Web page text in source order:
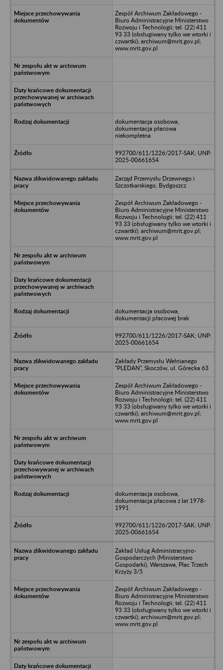
Zespół Archiwum Zakładowego -
Biuro Administracyjne Ministerstwo
Rozwoju i Technologii; tel. (22) 411
93 33 (obsługiwany tylko we wtorki i
czwartki); archiwum@mrit.gov.pl;
www.mrit.gov.pl
dokumentacja osobowa,
dokumentacja płacowa
niekompletna
992700/611/1226/2017-SAK; UNP:
2025-00661654
Zarząd Przemysłu Drzewnego i
Szczotkarskiego, Bydgoszcz
Zespół Archiwum Zakładowego -
Biuro Administracyjne Ministerstwo
Rozwoju i Technologii; tel. (22) 411
93 33 (obsługiwany tylko we wtorki i
czwartki); archiwum@mrit.gov.pl;
www.mrit.gov.pl
dokumentacja osobowa,
dokumentacji płacowej brak
992700/611/1226/2017-SAK; UNP:
2025-00661654
Zakłady Przemysłu Wełnianego
"PLEDAN", Skoczów, ul. Górecka 63
Zespół Archiwum Zakładowego -
Biuro Administracyjne Ministerstwo
Rozwoju i Technologii; tel. (22) 411
93 33 (obsługiwany tylko we wtorki i
czwartki); archiwum@mrit.gov.pl;
www.mrit.gov.pl
dokumentacja osobowa,
dokumentacja płacowa z lat 1978-
1991
992700/611/1226/2017-SAK; UNP:
2025-00661654
Zakład Usług Administracyjno-
Gospodarczych (Ministerstwo
Gospodarki), Warszawa, Plac Trzech
Krzyży 3/5
Zespół Archiwum Zakładowego -
Biuro Administracyjne Ministerstwo
Rozwoju i Technologii; tel. (22) 411
93 33 (obsługiwany tylko we wtorki i
czwartki); archiwum@mrit.gov.pl;
www.mrit.gov.pl